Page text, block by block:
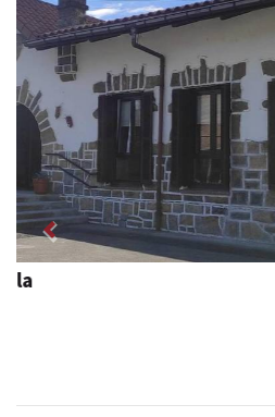
Zizurkilgo Udala
Previous